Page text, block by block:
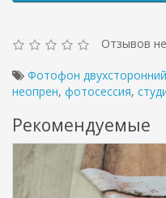
Отзывов
Фотофон
неопрен, фотосессия,
Рекомендуемые